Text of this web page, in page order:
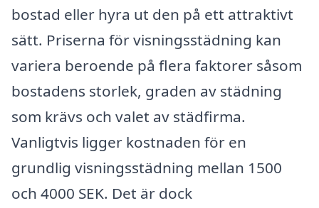
bostad eller hyra ut den på ett attraktivt
sätt. Priserna för visningsstädning kan
variera beroende på flera faktorer såsom
bostadens storlek, graden av städning
som krävs och valet av städfirma.
Vanligtvis ligger kostnaden för en
grundlig visningsstädning mellan 1500
och 4000 SEK. Det är dock